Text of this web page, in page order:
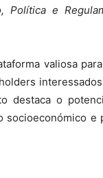
Política e
valiosa
destaca o
e